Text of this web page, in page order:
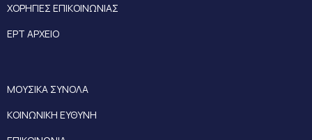
ΧΟΡΗΓΙΕΣ ΕΠΙΚΟΙΝΩΝΙΑΣ
ΕΡΤ ΑΡΧΕΙΟ
ΜΟΥΣΙΚΑ ΣΥΝΟΛΑ
ΚΟΙΝΩΝΙΚΗ ΕΥΘΥΝΗ